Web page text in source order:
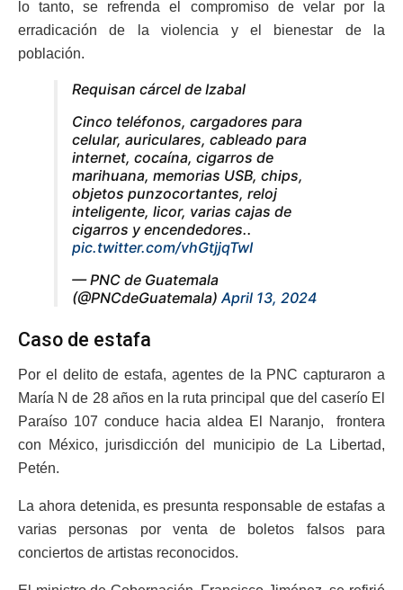
lo tanto, se refrenda el compromiso de velar por la
erradicación de la violencia y el bienestar de la
población.
Requisan cárcel de Izabal
Cinco teléfonos, cargadores para
celular, auriculares, cableado para
internet, cocaína, cigarros de
marihuana, memorias USB, chips,
objetos punzocortantes, reloj
inteligente, licor, varias cajas de
cigarros y encendedores..
pic.twitter.com/vhGtjjqTwI
— PNC de Guatemala
(@PNCdeGuatemala)April 13, 2024
Caso de estafa
Por el delito de estafa, agentes de la PNC capturaron a
María N de 28 años en la ruta principal que del caserío El
Paraíso 107 conduce hacia aldea El Naranjo,
frontera
con México, jurisdicción del municipio de La Libertad,
Petén.
La ahora detenida, es presunta responsable de estafas a
varias personas por venta de boletos falsos para
conciertos de artistas reconocidos.